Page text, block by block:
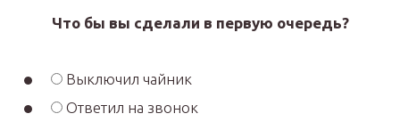
Что бы вы сделали в первую очередь?
Выключил чайник
Ответил на звонок